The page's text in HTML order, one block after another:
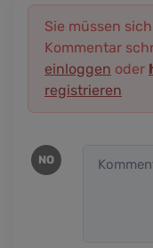
Sie müssen
Kommentar
einloggen oder
registrieren
NO